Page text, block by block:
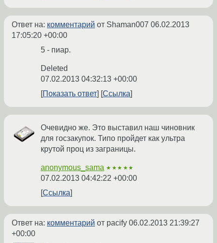
Ответ на: комментарий от Shaman007 06.02.2013
17:05:20 +00:00
5 - пиар.
Deleted
07.02.2013 04:32:13 +00:00
Показать ответ
Ссылка
Очевидно же. Это выставил наш чиновник
для госзакупок. Типо пройдет как ультра
крутой проц из заграницы.
anonymous_sama ★★★★★
07.02.2013 04:42:22 +00:00
Ссылка
Ответ на: комментарий от pacify 06.02.2013 21:39:27
+00:00